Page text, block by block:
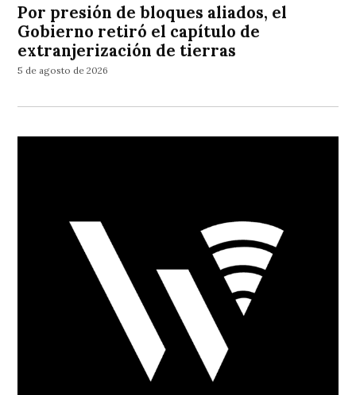
Por presión de bloques aliados, el
Gobierno retiró el capítulo de
extranjerización de tierras
5 de agosto de 2026